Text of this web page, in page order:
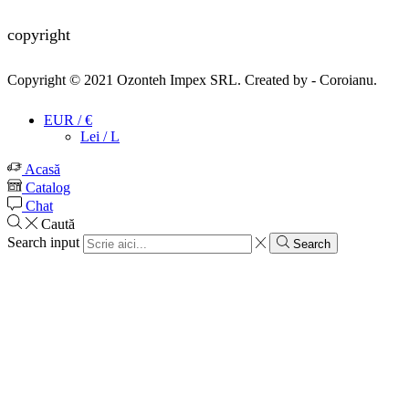
copyright
Copyright © 2021 Ozonteh Impex SRL. Created by - Coroianu.
EUR / €
Lei / L
Acasă
Catalog
Chat
Caută
Search input
Search